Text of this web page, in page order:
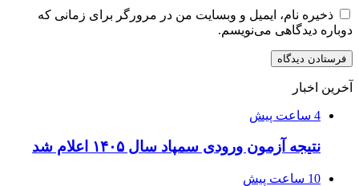
ذخیره نام، ایمیل و وبسایت من در مرورگر برای زمانی که
دوباره دیدگاهی می‌نویسم.
آخرین اخبار
4 ساعت پیش
نتیجه آزمون ورودی سمپاد سال ۱۴۰۵ اعلام شد
10 ساعت پیش